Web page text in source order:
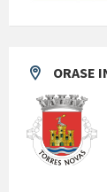
ORASE